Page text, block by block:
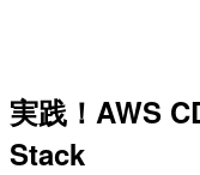
実践！AWS
Stack